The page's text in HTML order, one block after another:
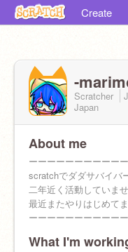
Create
-
Scratcher
Japan
About me
ーーーーーーーーーー
scratchでダダサバイバ
二年近く活動していま
最近またやりはじめて
ーーーーーーーーーー
What I'm